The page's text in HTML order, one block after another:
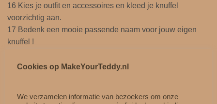
16 Kies je outfit en accessoires en kleed je knuffel
voorzichtig aan.
17 Bedenk een mooie passende naam voor jouw eigen
knuffel !
netjes op je kamer.
20 Knuffelzzzzz en veel plezier !
Cookies op MakeYourTeddy.nl
We verzamelen informatie van bezoekers om onze